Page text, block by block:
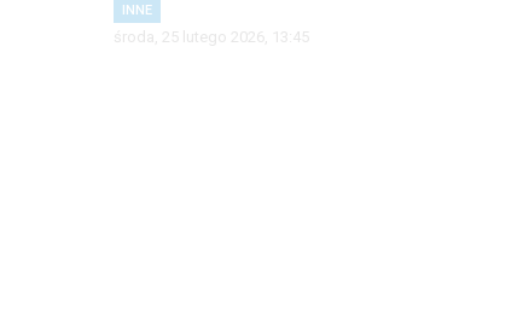
INNE
środa, 25 lutego 2026, 13:45